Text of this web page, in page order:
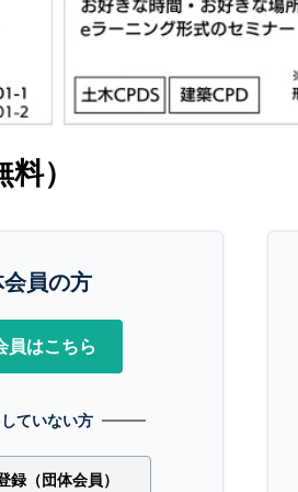
）
員の方
員はこちら
ていない方
録（団体会員）